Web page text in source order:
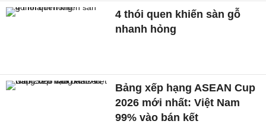
4 thói quen khiến sàn gỗ
nhanh hỏng
Bảng xếp hạng ASEAN Cup
2026 mới nhất: Việt Nam
99% vào bán kết